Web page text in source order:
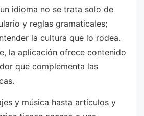
idioma no se trata solo de
y reglas gramaticales;
la cultura que lo rodea.
la aplicación ofrece contenido
que complementa las
y música hasta artículos y